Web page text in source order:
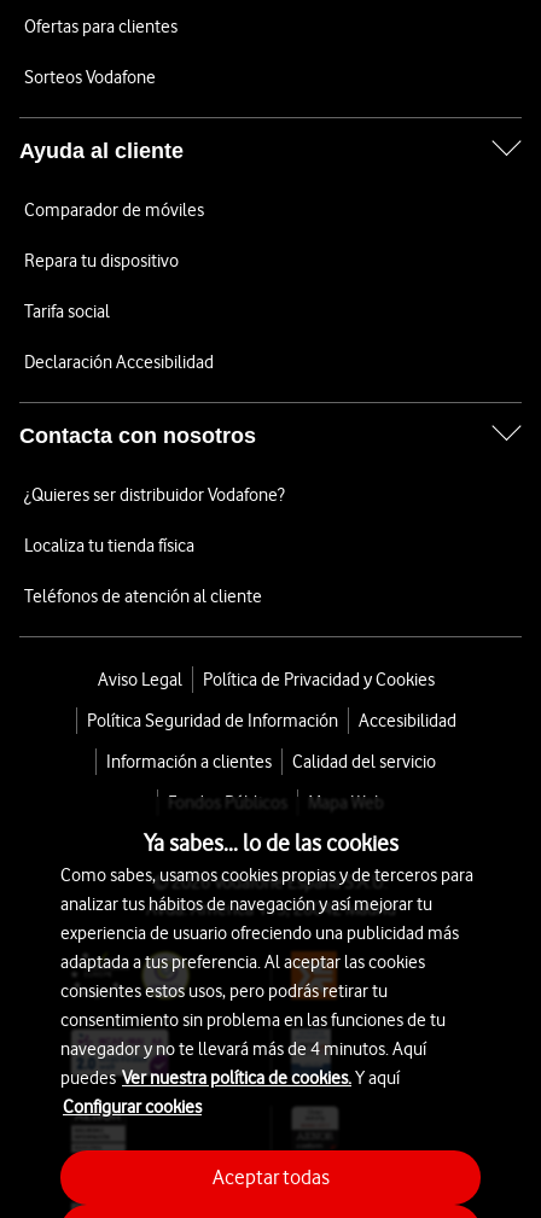
Ofertas para clientes
Sorteos Vodafone
Ayuda al cliente
Comparador de móviles
Repara tu dispositivo
Tarifa social
Declaración Accesibilidad
Contacta con nosotros
¿Quieres ser distribuidor Vodafone?
Localiza tu tienda física
Teléfonos de atención al cliente
Aviso Legal
Política de Privacidad y Cookies
Política Seguridad de Información
Accesibilidad
Información a clientes
Calidad del servicio
Fondos Públicos
Mapa Web
© 2026 Vodafone España S.A.U.
Avda. América 115, 28042 Madrid
Ya sabes... lo de las cookies
Como sabes, usamos cookies propias y de terceros para
analizar tus hábitos de navegación y así mejorar tu
experiencia de usuario ofreciendo una publicidad más
adaptada a tus preferencia. Al aceptar las cookies
consientes estos usos, pero podrás retirar tu
consentimiento sin problema en las funciones de tu
navegador y no te llevará más de 4 minutos. Aquí
puedesVer nuestra política de cookies.Y aquí
Configurar cookies
Aceptar todas